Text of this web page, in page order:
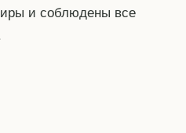
и соблюдены все